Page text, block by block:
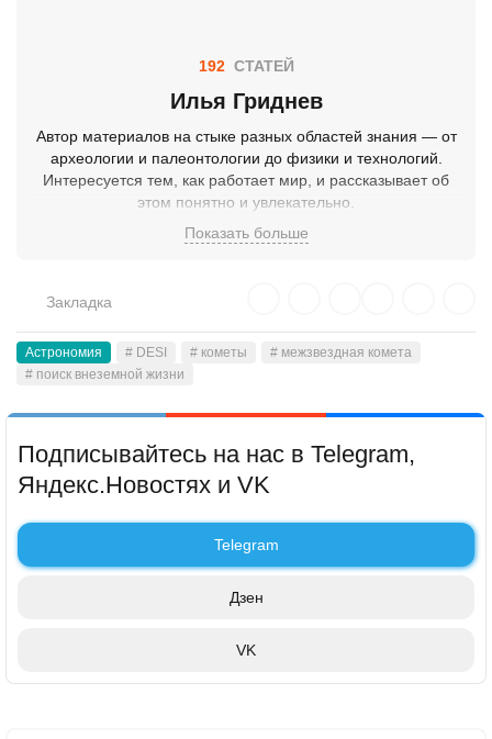
Илья Гриднев
192 СТАТЕЙ
Автор материалов на стыке разных областей знания — от
археологии и палеонтологии до физики и технологий.
Интересуется тем, как работает мир, и рассказывает об
этом понятно и увлекательно.
Показать больше
Закладка
Астрономия # DESI # кометы
# межзвездная комета
# поиск внеземной жизни
Подписывайтесь на нас в Telegram,
Яндекс.Новостях и VK
Telegram
Дзен
VK